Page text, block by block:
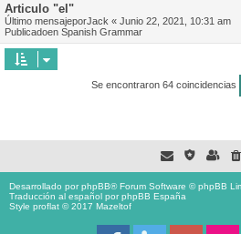
Articulo "el"
Último mensajeporJack « Junio 22, 2021, 10:31 am
Publicadoen Spanish Grammar
Se encontraron 64 coincidencias
Desarrollado porphpBB® Forum Software © phpBB
Traducción al español porphpBB España
Style proflat © 2017 Mazeltof